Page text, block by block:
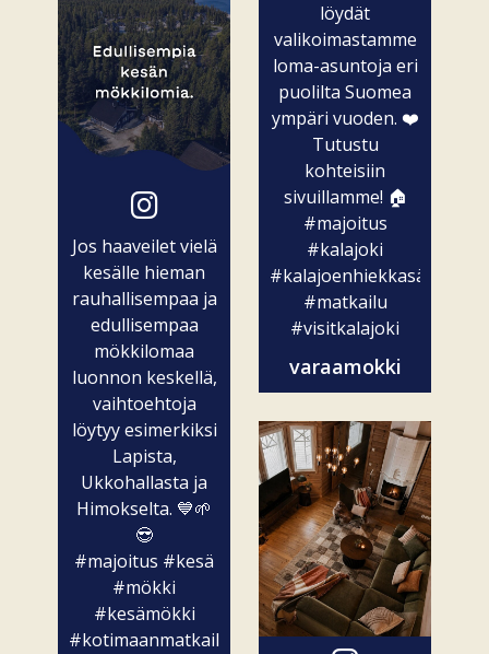
Jos haaveilet vielä
kesälle hieman
rauhallisempaa ja
edullisempaa
mökkilomaa
luonnon keskellä,
vaihtoehtoja
löytyy esimerkiksi
Lapista,
Ukkohallasta ja
Himokselta. 💙🌱
😎
#majoitus #kesä
#mökki
#kesämökki
#kotimaanmatkailu
löydät
valikoimastamme
loma-asuntoja eri
puolilta Suomea
ympäri vuoden. ❤️
Tutustu
kohteisiin
sivuillamme! 🏠
#majoitus
#kalajoki
#kalajoenhiekkasärkät
#matkailu
#visitkalajoki
varaamokki